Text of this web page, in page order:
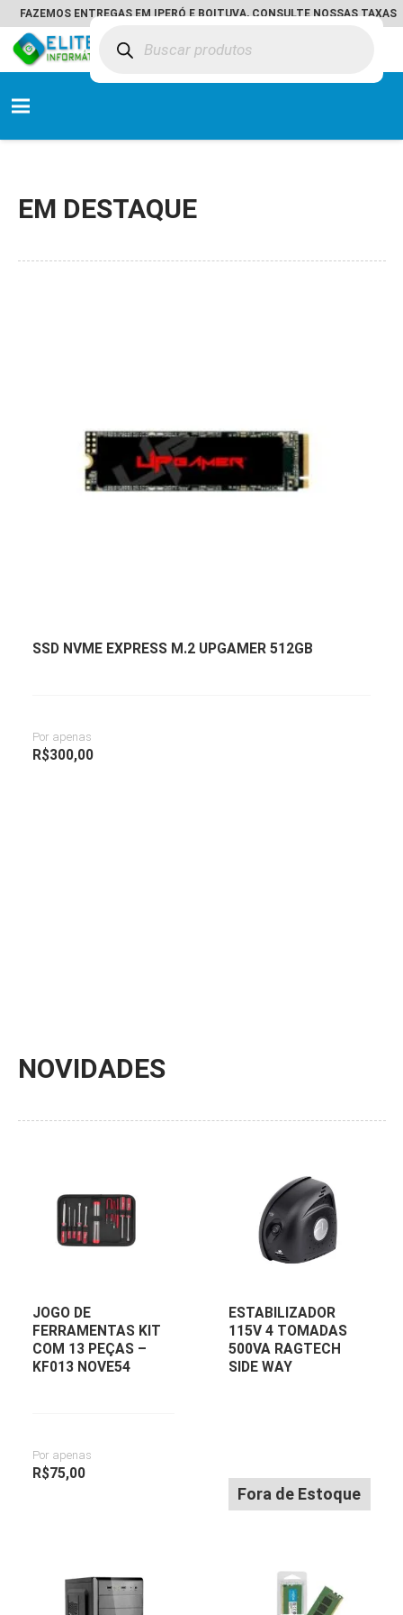
FAZEMOS ENTREGAS EM IPERÓ E BOITUVA, CONSULTE NOSSAS TAXAS
produtos
EM DESTAQUE
SSD NVME EXPRESS M.2 UPGAMER 512GB
Por apenas
R$300,00
NOVIDADES
JOGO DE
FERRAMENTAS KIT
COM 13 PEÇAS –
KF013 NOVE54
Por apenas
R$75,00
ESTABILIZADOR
115V 4 TOMADAS
500VA RAGTECH
SIDE WAY
Fora de Estoque